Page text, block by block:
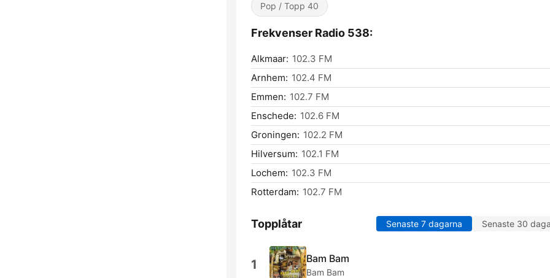
Pop / Topp 40
Frekvenser Radio 538:
Alkmaar: 102.3 FM
Arnhem: 102.4 FM
Emmen: 102.7 FM
Enschede: 102.6 FM
Groningen: 102.2 FM
Hilversum: 102.1 FM
Lochem: 102.3 FM
Rotterdam: 102.7 FM
Topplåtar Senaste 7 dagarna Senaste 30
1 Bam Bam
Bam Bam